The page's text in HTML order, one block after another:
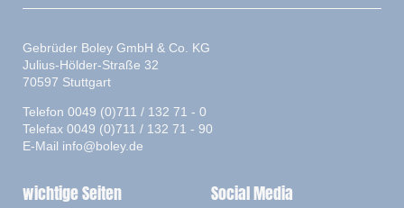
Gebrüder Boley GmbH & Co. KG
Julius-Hölder-Straße 32
70597 Stuttgart
Telefon 0049 (0)711 / 132 71 - 0
Telefax 0049 (0)711 / 132 71 - 90
E-Mail info@boley.de
wichtige Seiten Social Media